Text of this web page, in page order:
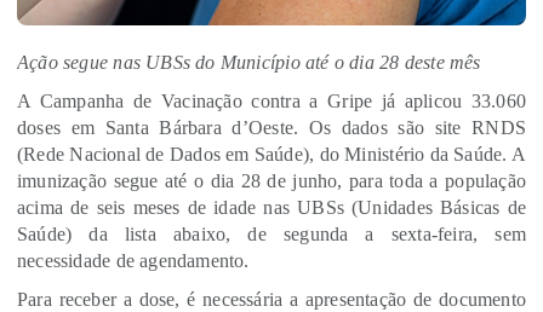
Ação segue nas UBSs do Município até o dia 28 deste mês
A Campanha de Vacinação contra a Gripe já aplicou 33.060
doses em Santa Bárbara d’Oeste. Os dados são site RNDS
(Rede Nacional de Dados em Saúde), do Ministério da Saúde. A
imunização segue até o dia 28 de junho, para toda a população
acima de seis meses de idade nas UBSs (Unidades Básicas de
Saúde) da lista abaixo, de segunda a sexta-feira, sem
necessidade de agendamento.
Para receber a dose, é necessária a apresentação de documento